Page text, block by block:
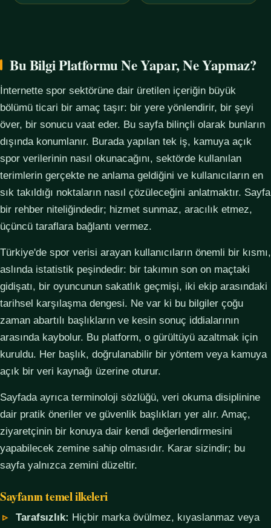
Bu Bilgi Platformu Ne Yapar, Ne Yapmaz?
İnternette spor sektörüne dair üretilen içeriğin büyük
bölümü ticari bir amaç taşır: bir yere yönlendirir, bir şeyi
över, bir sonucu vaat eder. Bu sayfa bilinçli olarak bunların
dışında konumlanır. Burada yapılan tek iş, kamuya açık
spor verilerinin nasıl okunacağını, sektörde kullanılan
terimlerin gerçekte ne anlama geldiğini ve kullanıcıların en
sık takıldığı noktaların nasıl çözüleceğini anlatmaktır. Sayfa
bir rehber niteliğindedir; hizmet sunmaz, aracılık etmez,
üçüncü taraflara bağlantı vermez.
Türkiye'de spor verisi arayan kullanıcıların önemli bir kısmı,
aslında istatistik peşindedir: bir takımın son on maçtaki
gidişatı, bir oyuncunun sakatlık geçmişi, iki ekip arasındaki
tarihsel karşılaşma dengesi. Ne var ki bu bilgiler çoğu
zaman abartılı başlıkların ve kesin sonuç iddialarının
arasında kaybolur. Bu platform, o gürültüyü azaltmak için
kuruldu. Her başlık, doğrulanabilir bir yöntem veya kamuya
açık bir veri kaynağı üzerine oturur.
Sayfada ayrıca terminoloji sözlüğü, veri okuma disiplinine
dair pratik öneriler ve güvenlik başlıkları yer alır. Amaç,
ziyaretçinin bir konuya dair kendi değerlendirmesini
yapabilecek zemine sahip olmasıdır. Karar sizindir; bu
sayfa yalnızca zemini düzeltir.
Sayfanın temel ilkeleri
Tarafsızlık: Hiçbir marka övülmez, kıyaslanmaz veya